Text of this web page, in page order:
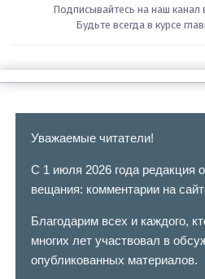
Подписывайтесь на наш канал
Будьте всегда в курсе
Уважаемые читатели!
С 1 июля 2026 года редакция
вещания: комментарии на
Благодарим всех и каждого,
многих лет участвовал в
опубликованных материалов.